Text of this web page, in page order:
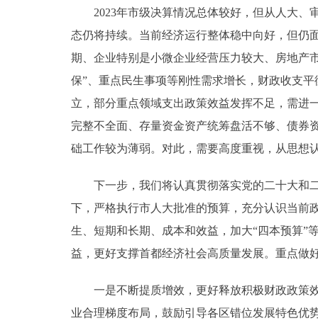
2023年市级决算情况总体较好，但从人大、
态仍将持续。当前经济运行整体稳中向好，但仍
期、企业特别是小微企业经营压力较大、房地产
保”、重点民生事项等刚性需求增长，财政收支
立，部分重点领域支出政策效益发挥不足，需进
完整不全面、存量资金资产统筹盘活不够、债券
础工作较为薄弱。对此，需要高度重视，从思想
下一步，我们将认真贯彻落实党的二十大和二
下，严格执行市人大批准的预算，充分认识当前
生、短期和长期、成本和效益，加大“四本预算”
益，更好支撑首都经济社会高质量发展。重点做
一是不断提质增效，更好释放积极财政政策效
业合理梯度布局，鼓励引导各区错位发展特色优